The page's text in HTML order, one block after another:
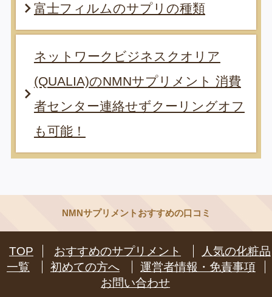
富士フィルムのサプリの種類
ネットワークビジネスクオリア
(QUALIA)のNMNサプリメント 消費
者センター連絡せずクーリングオフ
も可能！
NMNサプリメントおすすめの口コミ
TOP おすすめのサプリメント
人気の化粧品
一覧
初めての方へ
運営者情報・免責事項
お問い合わせ